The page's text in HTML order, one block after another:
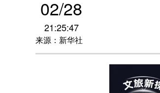
02/28
21:25:47
来源：新华社